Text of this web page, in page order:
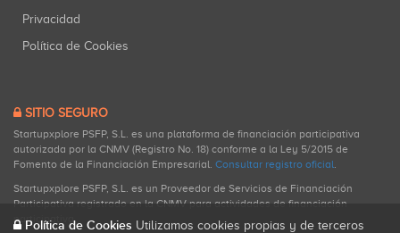
Privacidad
Política de Cookies
SITIO SEGURO
Startupxplore PSFP, S.L. es una plataforma de financiación participativa
autorizada por la CNMV (Registro No. 18) conforme a la Ley 5/2015 de
Fomento de la Financiación Empresarial. Consultar registro oficial.
Startupxplore PSFP, S.L. es un Proveedor de Servicios de Financiación
Participativa registrado en la CNMV para actividades de financiación
participativa.
Política de Cookies Utilizamos cookies propias y de terceros